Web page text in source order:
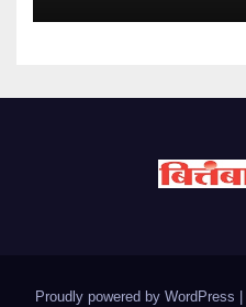
Proudly powered by WordPress